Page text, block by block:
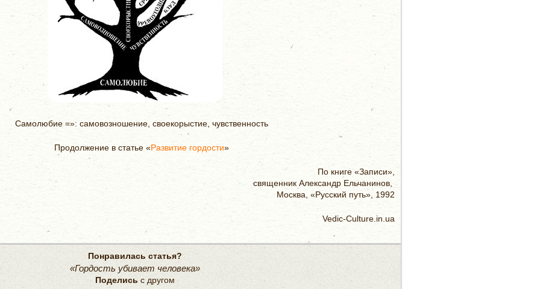
Самолюбие =»: самовозношение, своекорыстие, чувственность
Продолжение в статье «Развитие гордости»
Пo книге «Записи»,
священник Александр Ельчанинов,
Москва, «Русский путь», 1992
Vedic-Culture.in.ua
Понравилась статья?
«Гордость убивает человека»
Поделись с другом